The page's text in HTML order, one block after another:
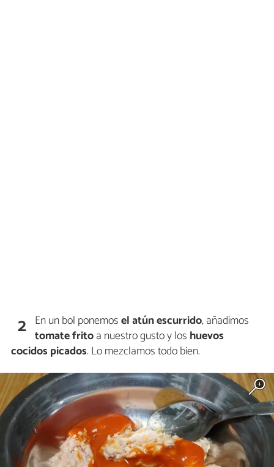
2 En un bol ponemosel atún escurrido, añadimos
tomate fritoa nuestro gusto y los huevos
cocidos picados. Lo mezclamos todo bien.